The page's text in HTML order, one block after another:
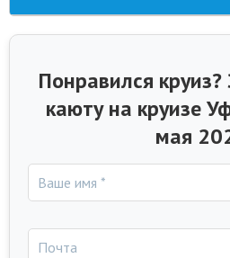
Понравился
каюту на круизе
мая